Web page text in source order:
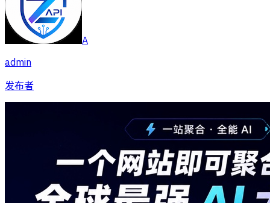
A
admin
发布者